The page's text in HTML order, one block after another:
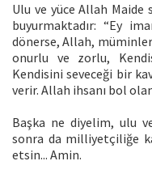
Ulu ve yüce Allah Maide
buyurmaktadır: “Ey
dönerse, Allah,
onurlu ve zorlu,
Kendisini seveceği bir
verir. Allah ihsanı bol
Başka ne diyelim, ulu
sonra da milliyetçiliğe
etsin... Amin.